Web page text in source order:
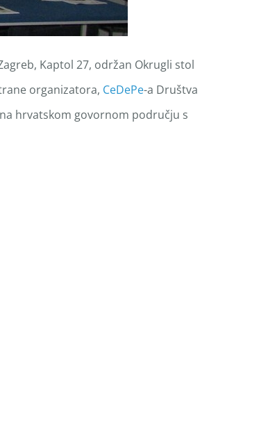
Kaptol 27, održan Okrugli stol
organizatora, CeDePe-a Društva
hrvatskom govornom području s